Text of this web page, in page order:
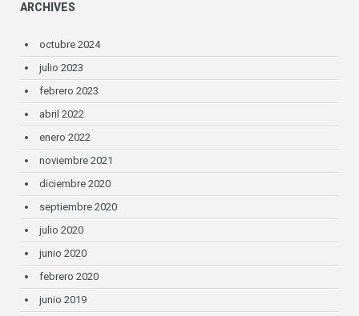
ARCHIVES
octubre 2024
julio 2023
febrero 2023
abril 2022
enero 2022
noviembre 2021
diciembre 2020
septiembre 2020
julio 2020
junio 2020
febrero 2020
junio 2019